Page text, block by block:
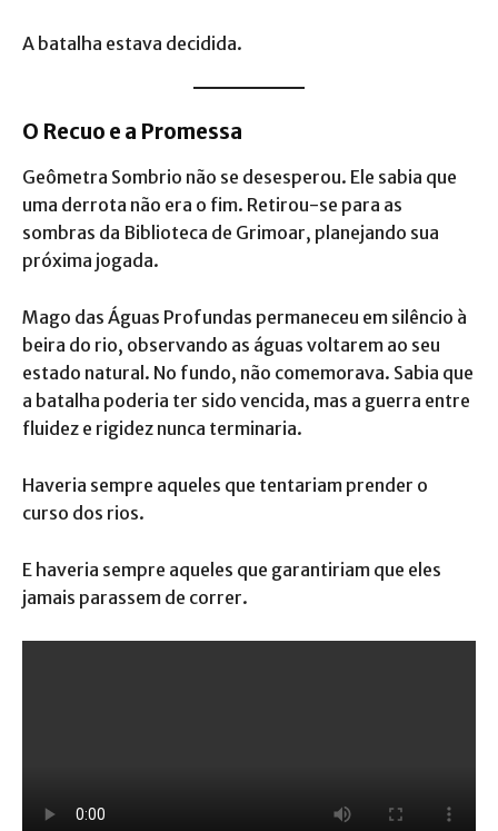
A batalha estava decidida.
O Recuo e a Promessa
Geômetra Sombrio não se desesperou. Ele sabia que
uma derrota não era o fim. Retirou-se para as
sombras da Biblioteca de Grimoar, planejando sua
próxima jogada.
Mago das Águas Profundas permaneceu em silêncio à
beira do rio, observando as águas voltarem ao seu
estado natural. No fundo, não comemorava. Sabia que
a batalha poderia ter sido vencida, mas a guerra entre
fluidez e rigidez nunca terminaria.
Haveria sempre aqueles que tentariam prender o
curso dos rios.
E haveria sempre aqueles que garantiriam que eles
jamais parassem de correr.